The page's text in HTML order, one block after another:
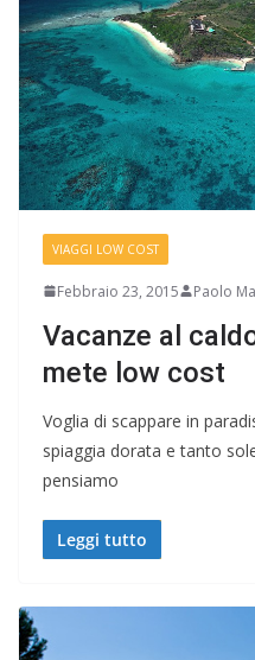
VIAGGI LOW COST
Febbraio 23, 2015 Paolo
Vacanze al
mete low cost
Voglia di scappare in
spiaggia dorata e tanto
pensiamo
Leggi tutto